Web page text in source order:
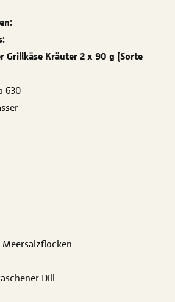
Grillkäse Kräuter 2 x 90 g (Sorte
630
Meersalzflocken
Dill